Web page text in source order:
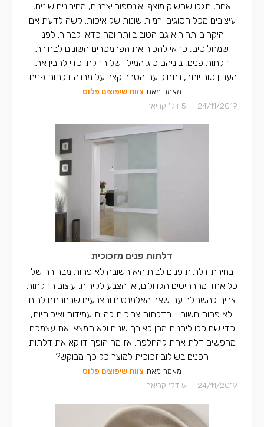
אחר, תגלו שהשוק מוצף. אינספור יצרנים, מחירונים שונים,
עיצובים מכל הסוגים ורמות שונות של איכות. קשה לדעת אם
היקר ביותר הוא גם הטוב ביותר ומה כדאי לבחור. לפני
שמחליטים, כדאי להכיר את הפרמטרים השונים לבחירת
דלתות פנים, ביניהם סוג המילוי של הדלת. כדי להבין את
העניין טוב יותר, נתחיל עם הסבר קצר על מבנה דלתות פנים.
מאמר מאת צוות שיפוצים פלוס
24/11/2019
5 דק' קריאה
דלתות פנים מזכוכית
בחירת דלתות פנים לבית היא חשובה לא פחות מבחירה של
כל אחד מהרהיטים הגדולים, או הצבע לקירות. עיצוב הדלתות
צריך להשתלב עם שאר האלמנטים והצבעים שבחרתם לבית
ולא פחות חשוב - הדלתות צריכות להיות עמידות ואיכותיות,
כדי שתוכלו ליהנות מהן לאורך שנים ולא תמצאו את עצמכם
מחפשים דלת אחת להחלפה. אז מה הופך דווקא את דלתות
הפנים בשילוב זכוכית למוצר כל כך מבוקש?
מאמר מאת צוות שיפוצים פלוס
24/11/2019
5 דק' קריאה